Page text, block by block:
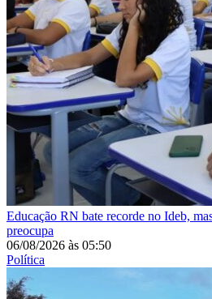
Educação RN bate recorde no Ideb,
preocupa
06/08/2026 às 05:50
Política